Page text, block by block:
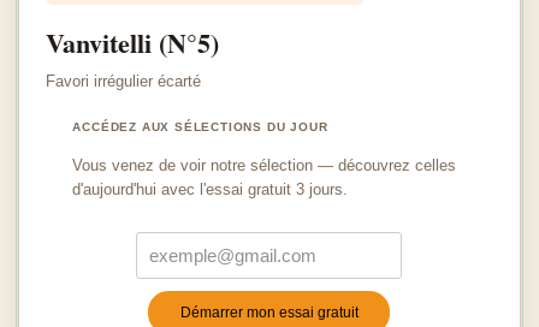
Vanvitelli (N°5)
Favori irrégulier écarté
ACCÉDEZ AUX SÉLECTIONS DU JOUR
Vous venez de voir notre sélection — découvrez celles
d'aujourd'hui avec l'essai gratuit 3 jours.
Démarrer mon essai gratuit